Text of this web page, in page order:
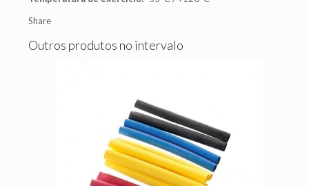
Share
Outros produtos no intervalo